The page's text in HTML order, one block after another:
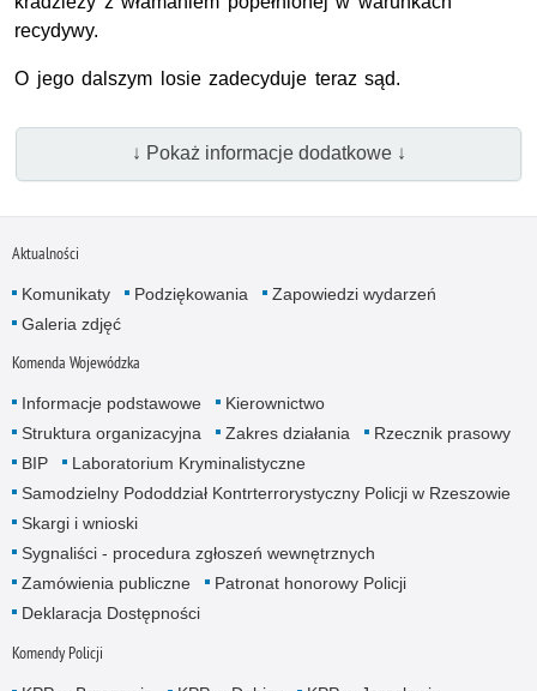
recydywy.
O jego dalszym losie zadecyduje teraz sąd.
↓ Pokaż informacje dodatkowe ↓
Aktualności
Komunikaty Podziękowania
Zapowiedzi wydarzeń
Galeria zdjęć
Komenda Wojewódzka
Informacje podstawowe
Kierownictwo
Struktura organizacyjna
Zakres działania
Rzecznik prasowy
BIP
Laboratorium Kryminalistyczne
Samodzielny Pododdział Kontrterrorystyczny Policji w Rzeszowie
Skargi i wnioski
Sygnaliści - procedura zgłoszeń wewnętrznych
Zamówienia publiczne
Patronat honorowy Policji
Deklaracja Dostępności
Komendy Policji